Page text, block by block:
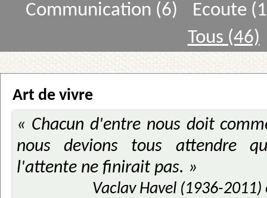
Communication (6)
Ecoute
Tous (46)
Art de vivre
« Chacun d'entre nous doit
nous devions tous attendre
l'attente ne finirait pas. »
Vaclav Havel (1936-